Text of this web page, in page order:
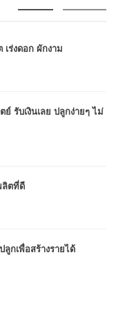
เร่งดอก ผักงาม
รับเงินเลย ปลูกง่ายๆ ไม่
ลิตที่ดี
กเพื่อสร้างรายได้